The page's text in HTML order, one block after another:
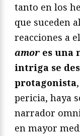
tanto en los
que suceden
reacciones a
amor es una
intriga se
protagonista
pericia, haya
narrador
en mayor